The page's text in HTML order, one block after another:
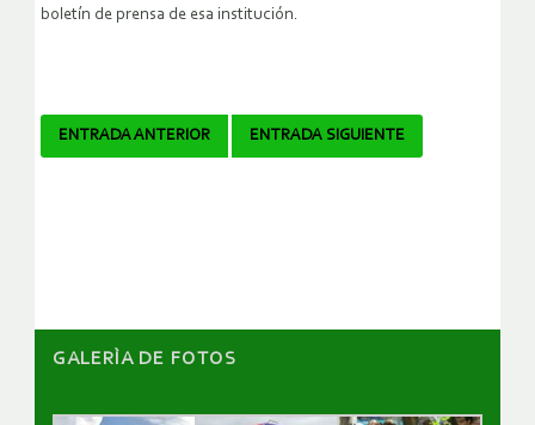
boletín de prensa de esa institución.
Navegador
ENTRADA ANTERIOR ENTRADA SIGUIENTE
GALERÌA DE FOTOS